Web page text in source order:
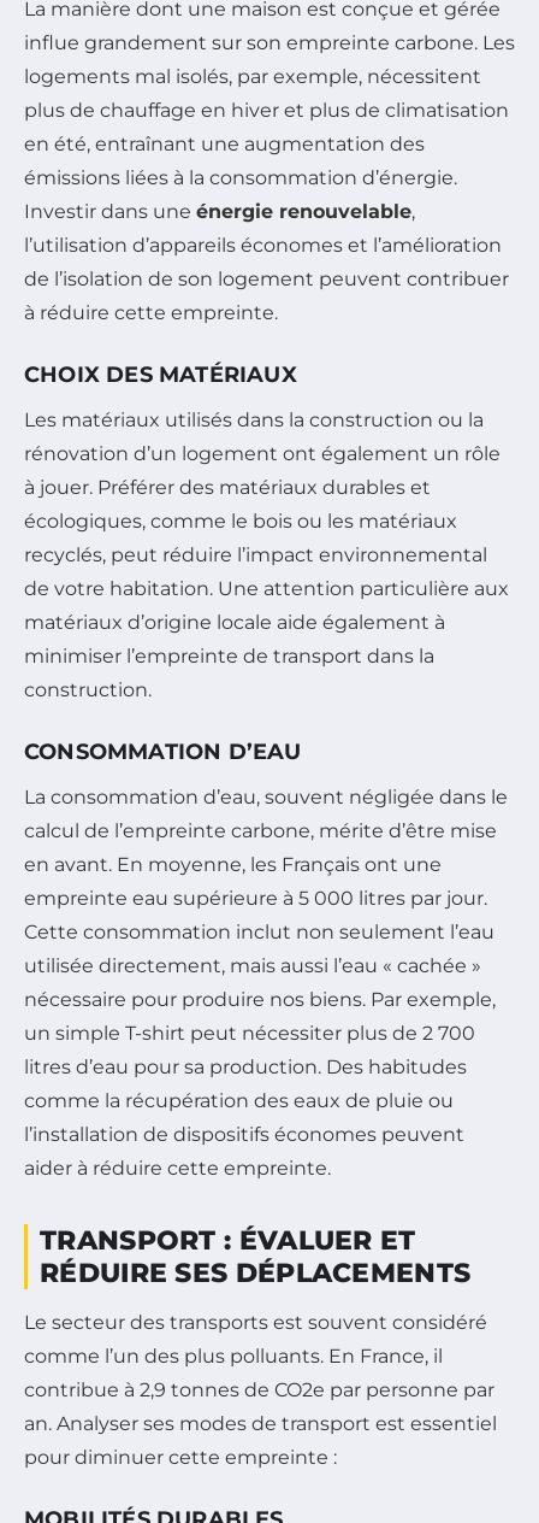
La manière dont une maison est conçue et gérée
influe grandement sur son empreinte carbone. Les
logements mal isolés, par exemple, nécessitent
plus de chauffage en hiver et plus de climatisation
en été, entraînant une augmentation des
émissions liées à la consommation d’énergie.
Investir dans une énergie renouvelable,
l’utilisation d’appareils économes et l’amélioration
de l’isolation de son logement peuvent contribuer
à réduire cette empreinte.
CHOIX DES MATÉRIAUX
Les matériaux utilisés dans la construction ou la
rénovation d’un logement ont également un rôle
à jouer. Préférer des matériaux durables et
écologiques, comme le bois ou les matériaux
recyclés, peut réduire l’impact environnemental
de votre habitation. Une attention particulière aux
matériaux d’origine locale aide également à
minimiser l’empreinte de transport dans la
construction.
CONSOMMATION D’EAU
La consommation d’eau, souvent négligée dans le
calcul de l’empreinte carbone, mérite d’être mise
en avant. En moyenne, les Français ont une
empreinte eau supérieure à 5 000 litres par jour.
Cette consommation inclut non seulement l’eau
utilisée directement, mais aussi l’eau « cachée »
nécessaire pour produire nos biens. Par exemple,
un simple T-shirt peut nécessiter plus de 2 700
litres d’eau pour sa production. Des habitudes
comme la récupération des eaux de pluie ou
l’installation de dispositifs économes peuvent
aider à réduire cette empreinte.
TRANSPORT : ÉVALUER ET
RÉDUIRE SES DÉPLACEMENTS
Le secteur des transports est souvent considéré
comme l’un des plus polluants. En France, il
contribue à 2,9 tonnes de CO2e par personne par
an. Analyser ses modes de transport est essentiel
pour diminuer cette empreinte :